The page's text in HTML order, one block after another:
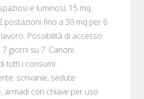
e luminosi, 15 mq
postazioni fino a 30 mq per 6
Possibilità di accesso
giorni su 7. Canoni
tutti i consumi.
scrivanie, sedute
armadi con chiave per uso